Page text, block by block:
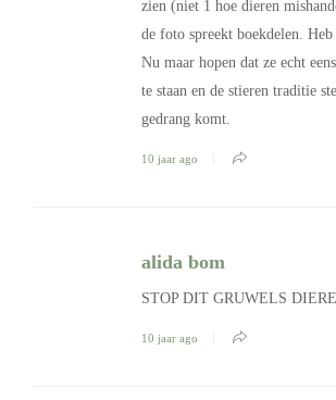
zien (niet 1 hoe dieren
de foto spreekt boekdelen.
Nu maar hopen dat ze echt
te staan en de stieren traditie
gedrang komt.
10 jaar ago
alida bom
STOP DIT GRUWELS
10 jaar ago